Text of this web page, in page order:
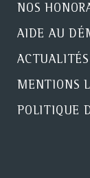
NOS
AIDE AU
ACTUALITÉS
MENTIONS
POLITIQUE